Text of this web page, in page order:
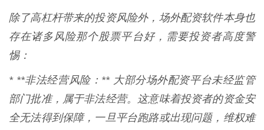
除了高杠杆带来的投资风险外，场外配资软件本身也
存在诸多风险那个股票平台好，需要投资者高度警
惕：
* **非法经营风险：** 大部分场外配资平台未经监管
部门批准，属于非法经营。这意味着投资者的资金安
全无法得到保障，一旦平台跑路或出现问题，维权难